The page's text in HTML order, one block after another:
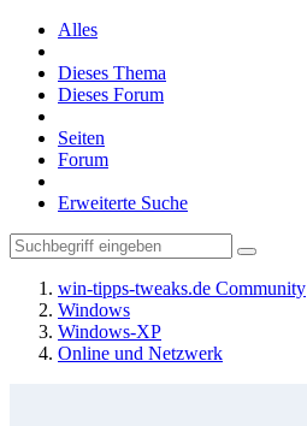
Alles
Dieses Thema
Dieses Forum
Seiten
Forum
Erweiterte Suche
win-tipps-tweaks.de Community
Windows
Windows-XP
Online und Netzwerk